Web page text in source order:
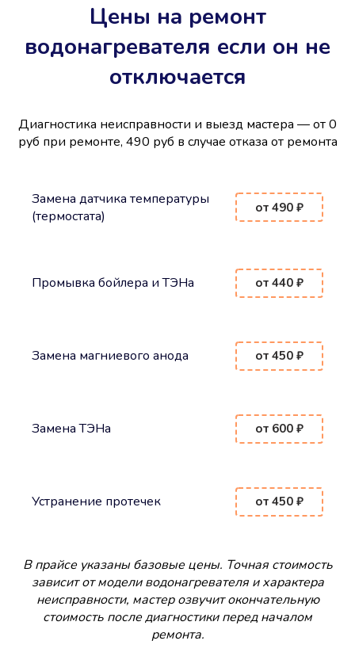
Цены на ремонт
водонагревателя если он не
отключается
Диагностика неисправности и выезд мастера — от 0
руб при ремонте, 490 руб в случае отказа от ремонта
Замена датчика температуры
(термостата)
от 490 ₽
Промывка бойлера и ТЭНа от 440 ₽
Замена магниевого анода от 450 ₽
Замена ТЭНа от 600 ₽
Устранение протечек от 450 ₽
В прайсе указаны базовые цены. Точная стоимость
зависит от модели водонагревателя и характера
неисправности, мастер озвучит окончательную
стоимость после диагностики перед началом
ремонта.